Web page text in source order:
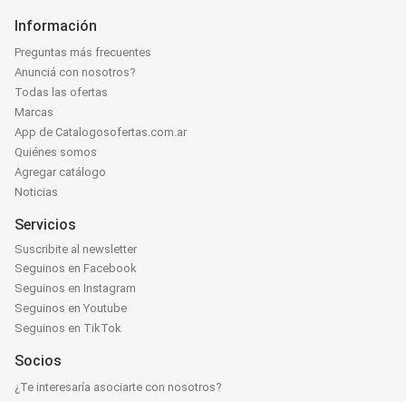
Información
Preguntas más frecuentes
Anunciá con nosotros?
Todas las ofertas
Marcas
App de Catalogosofertas.com.ar
Quiénes somos
Agregar catálogo
Noticias
Servicios
Suscribite al newsletter
Seguinos en Facebook
Seguinos en Instagram
Seguinos en Youtube
Seguinos en TikTok
Socios
¿Te interesaría asociarte con nosotros?